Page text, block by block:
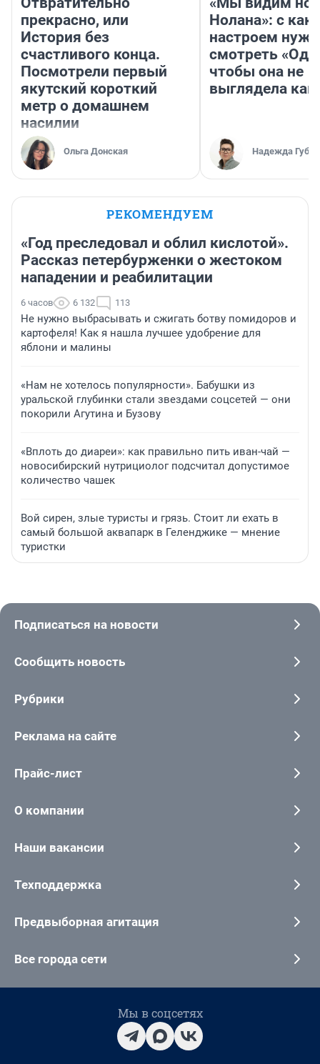
прекрасно, или
История без
счастливого конца.
Посмотрели первый
якутский короткий
метр о домашнем
насилии
Ольга Донская
Нолана»: с
настроем
смотреть
чтобы она не
выглядела как
Надежда
РЕКОМЕНДУЕМ
«Год преследовал и облил кислотой».
Рассказ петербурженки о жестоком
нападении и реабилитации
6 часов 6 132 113
Не нужно выбрасывать и сжигать ботву помидоров и
картофеля! Как я нашла лучшее удобрение для
яблони и малины
«Нам не хотелось популярности». Бабушки из
уральской глубинки стали звездами соцсетей — они
покорили Агутина и Бузову
«Вплоть до диареи»: как правильно пить иван-чай —
новосибирский нутрициолог подсчитал допустимое
количество чашек
Вой сирен, злые туристы и грязь. Стоит ли ехать в
самый большой аквапарк в Геленджике — мнение
туристки
Подписаться на новости
Сообщить новость
Рубрики
Реклама на сайте
Прайс-лист
О компании
Наши вакансии
Техподдержка
Предвыборная агитация
Все города сети
Мы в соцсетях